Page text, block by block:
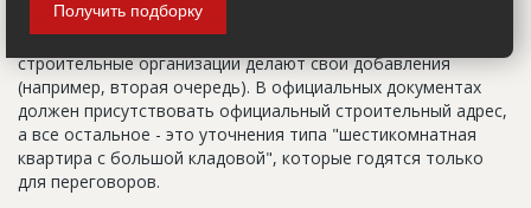
Настоящим строительным адресом можно считать адрес,
указанный в правоустанавливающих документах. Иногда
строительные организации делают свои добавления
(например, вторая очередь). В официальных документах
должен присутствовать официальный строительный адрес,
а все остальное - это уточнения типа "шестикомнатная
квартира с большой кладовой", которые годятся только
для переговоров.
Получить подборку